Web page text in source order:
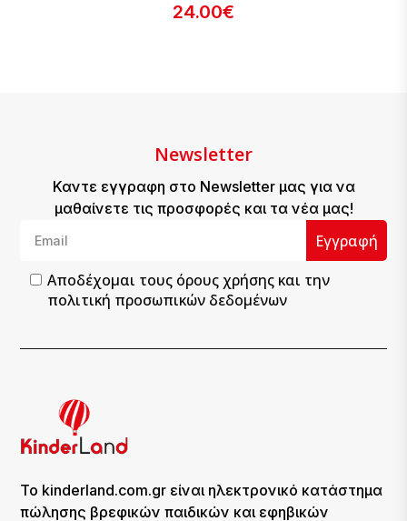
24.00€
Newsletter
Καντε εγγραφη στο Newsletter μας για να
μαθαίνετε τις προσφορές και τα νέα μας!
Εγγραφή
Αποδέχομαι τους όρους χρήσης και την
πολιτική προσωπικών δεδομένων
Το kinderland.com.gr είναι ηλεκτρονικό κατάστημα
πώλησης βρεφικών παιδικών και εφηβικών